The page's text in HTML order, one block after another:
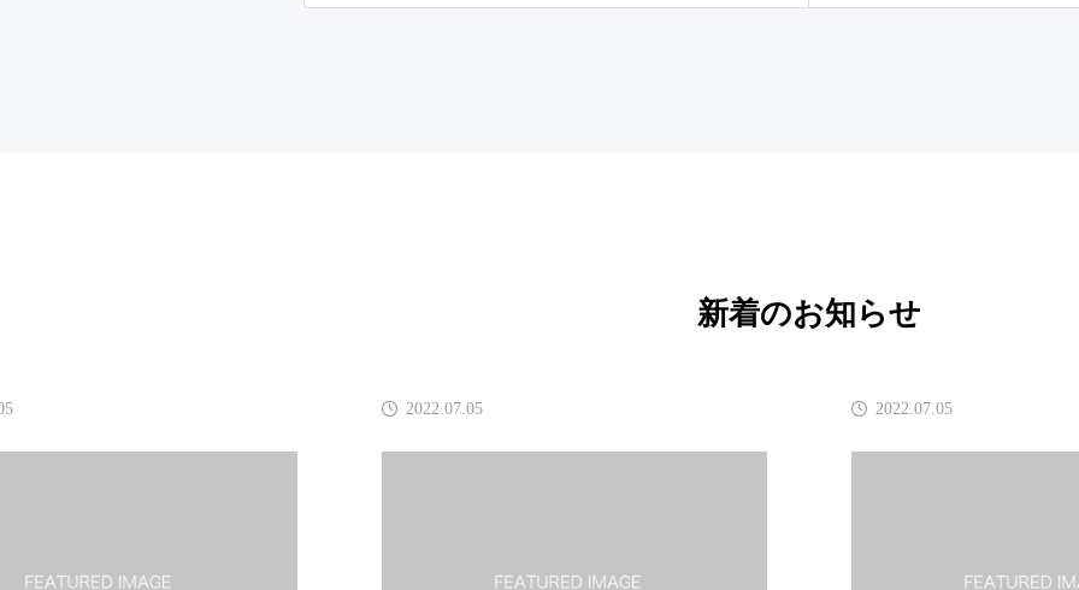
新着のお知らせ